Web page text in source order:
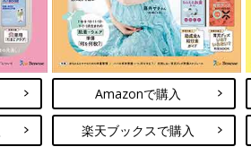
Amazonで購入
楽天ブックスで購入